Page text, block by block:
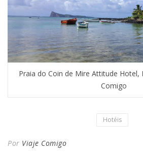
Praia do Coin de Mire Attitude Hotel,
Comigo
Hotéis
Por Viaje Comigo